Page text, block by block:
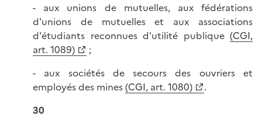
- aux unions de mutuelles, aux fédérations
d'unions de mutuelles et aux associations
d'étudiants reconnues d'utilité publique (CGI,
art. 1089)
;
- aux sociétés de secours des ouvriers et
employés des mines(CGI, art. 1080)
.
30